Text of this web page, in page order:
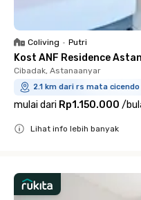
Coliving • Putri
Kost ANF Residence
Cibadak, Astanaanyar
2.1 km dari rs mata cicendo
mulai dari Rp1.150.000 /
Lihat info lebih banyak